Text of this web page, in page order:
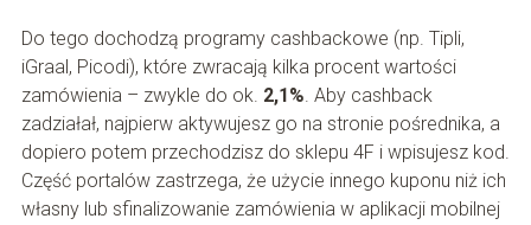
Do tego dochodzą programy cashbackowe (np. Tipli,
iGraal, Picodi), które zwracają kilka procent wartości
zamówienia – zwykle do ok. 2,1%. Aby cashback
zadziałał, najpierw aktywujesz go na stronie pośrednika, a
dopiero potem przechodzisz do sklepu 4F i wpisujesz kod.
Część portalów zastrzega, że użycie innego kuponu niż ich
własny lub sfinalizowanie zamówienia w aplikacji mobilnej